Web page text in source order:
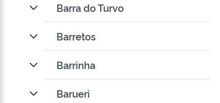
Barra do Turvo
Barretos
Barrinha
Barueri